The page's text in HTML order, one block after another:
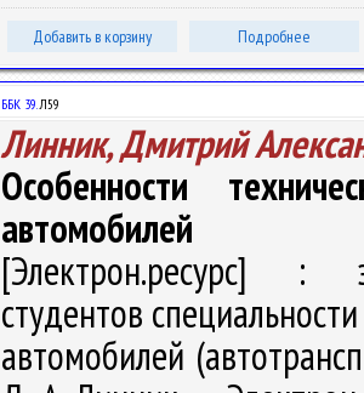
Добавить в корзину Подробнее
ББК 39.Л59
Линник, Дмитрий
Особенности
автомобилей
[Электрон.ресурс] :
студентов
автомобилей